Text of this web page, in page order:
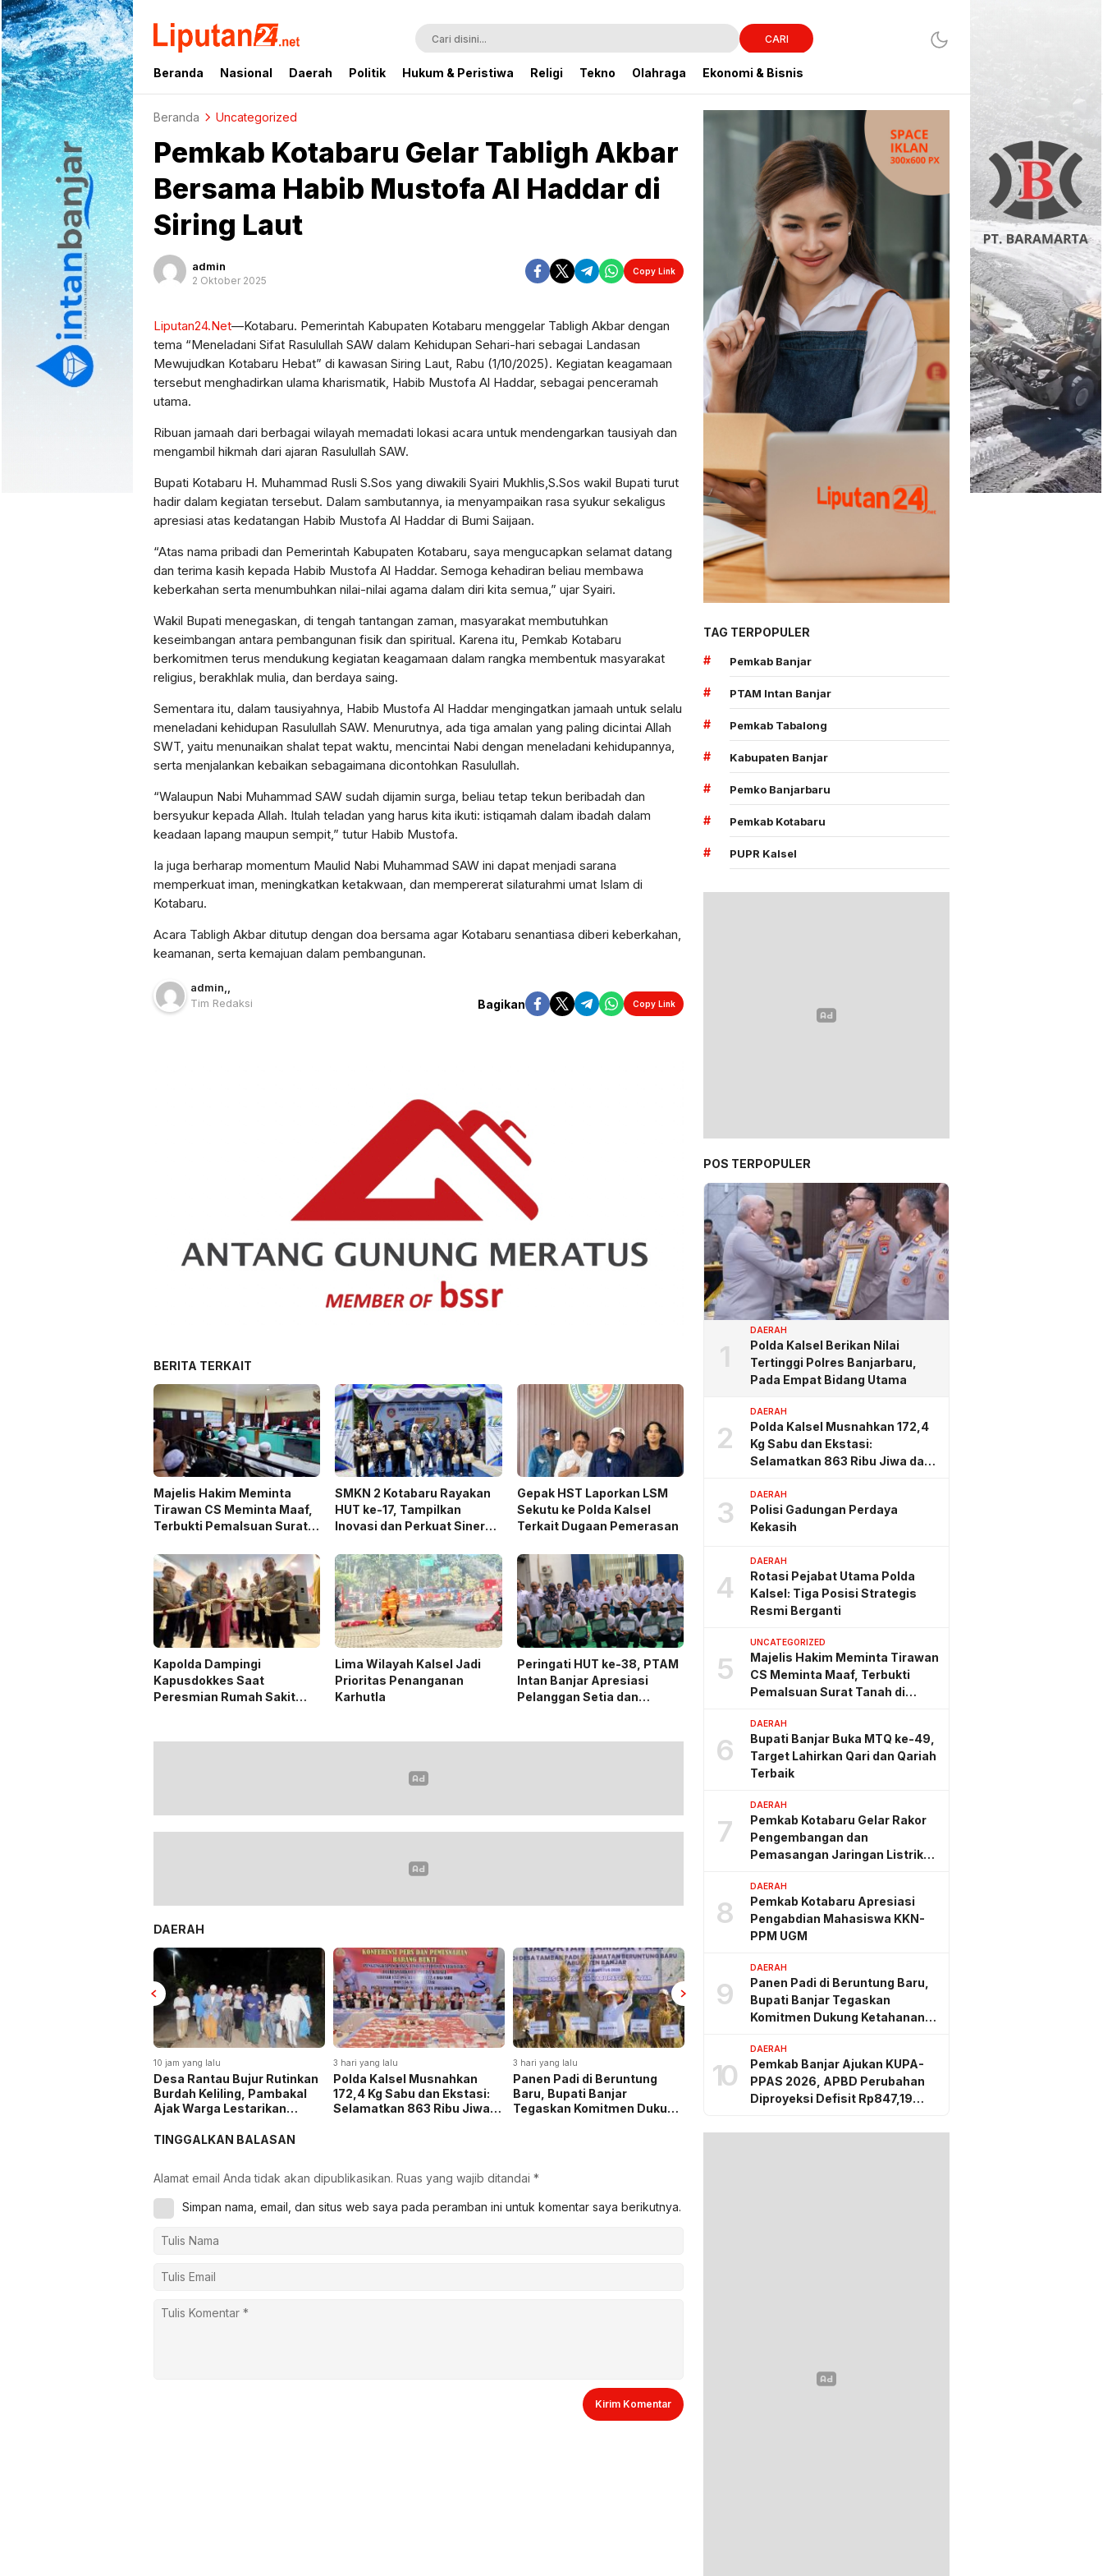
liputan24.net
CARI
Beranda Nasional Daerah Politik Hukum & Peristiwa Religi Tekno Olahraga Ekonomi & Bisnis
Beranda Uncategorized
Pemkab Kotabaru Gelar Tabligh Akbar
Bersama Habib Mustofa Al Haddar di
Siring Laut
admin
2 Oktober 2025
Copy Link
Liputan24.Net—Kotabaru. Pemerintah Kabupaten Kotabaru menggelar Tabligh Akbar dengan
tema “Meneladani Sifat Rasulullah SAW dalam Kehidupan Sehari-hari sebagai Landasan
Mewujudkan Kotabaru Hebat” di kawasan Siring Laut, Rabu (1/10/2025). Kegiatan keagamaan
tersebut menghadirkan ulama kharismatik, Habib Mustofa Al Haddar, sebagai penceramah
utama.
Ribuan jamaah dari berbagai wilayah memadati lokasi acara untuk mendengarkan tausiyah dan
mengambil hikmah dari ajaran Rasulullah SAW.
Bupati Kotabaru H. Muhammad Rusli S.Sos yang diwakili Syairi Mukhlis,S.Sos wakil Bupati turut
hadir dalam kegiatan tersebut. Dalam sambutannya, ia menyampaikan rasa syukur sekaligus
apresiasi atas kedatangan Habib Mustofa Al Haddar di Bumi Saijaan.
“Atas nama pribadi dan Pemerintah Kabupaten Kotabaru, saya mengucapkan selamat datang
dan terima kasih kepada Habib Mustofa Al Haddar. Semoga kehadiran beliau membawa
keberkahan serta menumbuhkan nilai-nilai agama dalam diri kita semua,” ujar Syairi.
Wakil Bupati menegaskan, di tengah tantangan zaman, masyarakat membutuhkan
keseimbangan antara pembangunan fisik dan spiritual. Karena itu, Pemkab Kotabaru
berkomitmen terus mendukung kegiatan keagamaan dalam rangka membentuk masyarakat
religius, berakhlak mulia, dan berdaya saing.
Sementara itu, dalam tausiyahnya, Habib Mustofa Al Haddar mengingatkan jamaah untuk selalu
meneladani kehidupan Rasulullah SAW. Menurutnya, ada tiga amalan yang paling dicintai Allah
SWT, yaitu menunaikan shalat tepat waktu, mencintai Nabi dengan meneladani kehidupannya,
serta menjalankan kebaikan sebagaimana dicontohkan Rasulullah.
“Walaupun Nabi Muhammad SAW sudah dijamin surga, beliau tetap tekun beribadah dan
bersyukur kepada Allah. Itulah teladan yang harus kita ikuti: istiqamah dalam ibadah dalam
keadaan lapang maupun sempit,” tutur Habib Mustofa.
Ia juga berharap momentum Maulid Nabi Muhammad SAW ini dapat menjadi sarana
memperkuat iman, meningkatkan ketakwaan, dan mempererat silaturahmi umat Islam di
Kotabaru.
Acara Tabligh Akbar ditutup dengan doa bersama agar Kotabaru senantiasa diberi keberkahan,
keamanan, serta kemajuan dalam pembangunan.
admin
Tim Redaksi
Bagikan Copy Link
BERITA TERKAIT
Majelis Hakim Meminta
Tirawan CS Meminta Maaf,
Terbukti Pemalsuan Surat
SMKN 2 Kotabaru Rayakan
HUT ke-17, Tampilkan
Inovasi dan Perkuat Sinergi
Gepak HST Laporkan LSM
Sekutu ke Polda Kalsel
Terkait Dugaan Pemerasan
Kapolda Dampingi
Kapusdokkes Saat
Peresmian Rumah Sakit
Lima Wilayah Kalsel Jadi
Prioritas Penanganan
Karhutla
Peringati HUT ke-38, PTAM
Intan Banjar Apresiasi
Pelanggan Setia dan
DAERAH
10 jam yang lalu
Desa Rantau Bujur Rutinkan
Burdah Keliling, Pambakal
Ajak Warga Lestarikan
3 hari yang lalu
Polda Kalsel Musnahkan
172,4 Kg Sabu dan Ekstasi:
Selamatkan 863 Ribu Jiwa
3 hari yang lalu
Panen Padi di Beruntung
Baru, Bupati Banjar
Tegaskan Komitmen Dukung
3 hari yang lalu
Pemkab Kotabaru Apresiasi
Pengabdian Mahasiswa
KKN-PPM UGM
TINGGALKAN BALASAN
Alamat email Anda tidak akan dipublikasikan. Ruas yang wajib ditandai *
Simpan nama, email, dan situs web saya pada peramban ini untuk komentar saya berikutnya.
TAG TERPOPULER
#
Pemkab Banjar
# PTAM Intan Banjar
# Pemkab Tabalong
# Kabupaten Banjar
# Pemko Banjarbaru
# Pemkab Kotabaru
# PUPR Kalsel
POS TERPOPULER
1
DAERAH
Polda Kalsel Berikan Nilai
Tertinggi Polres Banjarbaru,
Pada Empat Bidang Utama
2
DAERAH
Polda Kalsel Musnahkan 172,4
Kg Sabu dan Ekstasi:
Selamatkan 863 Ribu Jiwa dan
Triliun
3
DAERAH
Polisi Gadungan Perdaya
Kekasih
4
DAERAH
Rotasi Pejabat Utama Polda
Kalsel: Tiga Posisi Strategis
Resmi Berganti
5
UNCATEGORIZED
Majelis Hakim Meminta Tirawan
CS Meminta Maaf, Terbukti
Pemalsuan Surat Tanah di
6
DAERAH
Bupati Banjar Buka MTQ ke-49,
Target Lahirkan Qari dan Qariah
Terbaik
7
DAERAH
Pemkab Kotabaru Gelar Rakor
Pengembangan dan
Pemasangan Jaringan Listrik
8
DAERAH
Pemkab Kotabaru Apresiasi
Pengabdian Mahasiswa KKN-
PPM UGM
9
DAERAH
Panen Padi di Beruntung Baru,
Bupati Banjar Tegaskan
Komitmen Dukung Ketahanan
10
DAERAH
Pemkab Banjar Ajukan KUPA-
PPAS 2026, APBD Perubahan
Diproyeksi Defisit Rp847,19